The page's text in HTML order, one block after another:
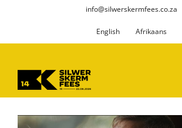
info@silwerskermfees.co.za
English Afrikaans